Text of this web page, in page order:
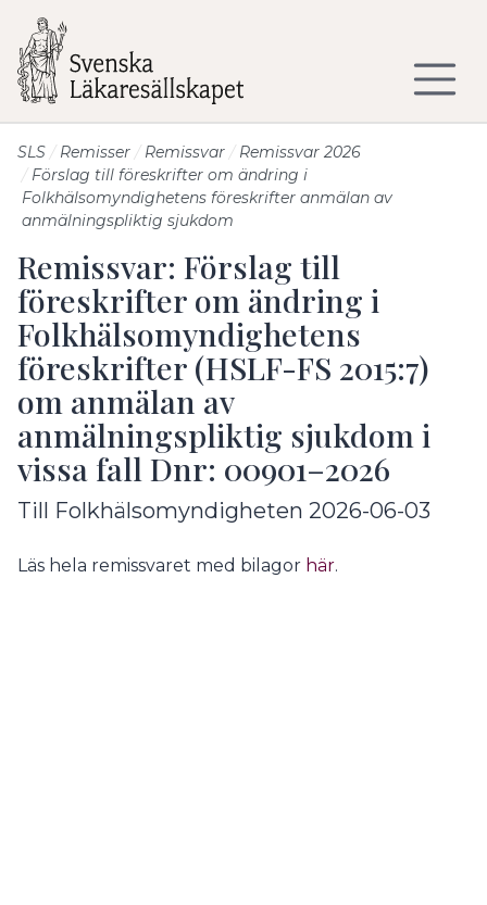
SLS Remisser Remissvar
Remissvar 2026
Förslag till föreskrifter om ändring i
Folkhälsomyndighetens föreskrifter anmälan av
anmälningspliktig sjukdom
Remissvar: Förslag till
föreskrifter om ändring i
Folkhälsomyndighetens
föreskrifter (HSLF-FS 2015:7)
om anmälan av
anmälningspliktig sjukdom i
vissa fall Dnr: 00901–2026
Till Folkhälsomyndigheten 2026-06-03
Läs hela remissvaret med bilagor här.